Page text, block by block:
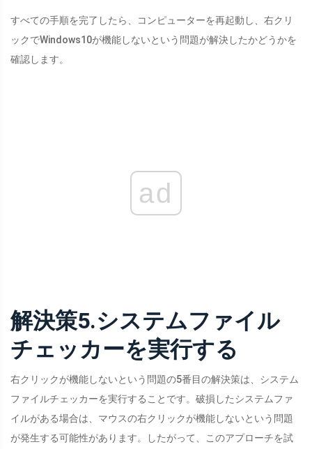
すべての手順を完了したら、コンピューターを再起動し、右クリ
ックでWindows10が機能しないという問題が解決したかどうかを
確認します。
ad
解決策5.システムファイル
チェッカーを実行する
右クリックが機能しないという問題の5番目の解決策は、システム
ファイルチェッカーを実行することです。破損したシステムファ
イルがある場合は、マウスの右クリックが機能しないという問題
が発生する可能性があります。したがって、このアプローチを試